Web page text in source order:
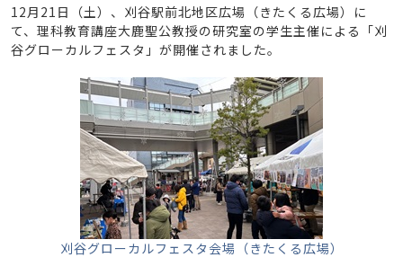
12月21日（土）、刈谷駅前北地区広場（きたくる広場）に
て、理科教育講座大鹿聖公教授の研究室の学生主催による「刈
谷グローカルフェスタ」が開催されました。
刈谷グローカルフェスタ会場（きたくる広場）